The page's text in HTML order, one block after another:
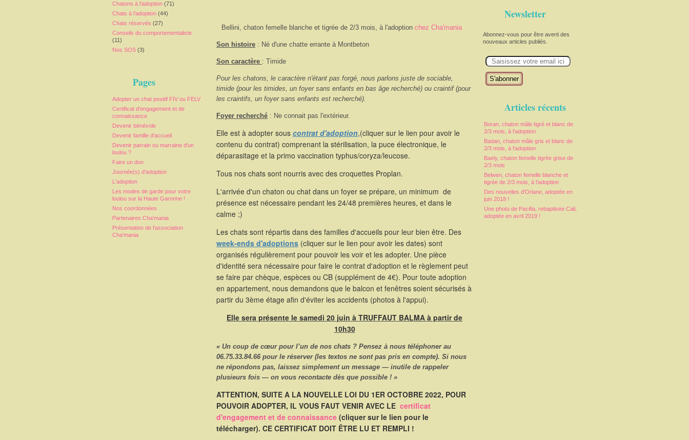
Chatons à l'adoption (71)
Chats à l'adoption (44)
Chats réservés (27)
Conseils du comportementaliste
(11)
Nos SOS (3)
Pages
Adopter un chat positif FIV ou FELV
Certificat d'engagement et de
connaissance
Devenir bénévole
Devenir famille d'accueil
Devenir parrain ou marraine d'un
loulou ?
Faire un don
Journée(s) d'adoption
L'adoption
Les modes de garde pour votre
loulou sur la Haute Garonne !
Nos coordonnées
Partenaires Cha'mania
Présentation de l'association
Cha'mania
Newsletter
Abonnez-vous pour être averti des
nouveaux articles publiés.
m
Articles récents
Boran, chaton mâle tigré et blanc de
2/3 mois, à l'adoption
Badan, chaton mâle gris et blanc de
2/3 mois, à l'adoption
Baely, chaton femelle tigrée grise de
2/3 mois
Belwen, chaton femelle blanche et
tigrée de 2/3 mois, à l'adoption
Des nouvelles d'Orlane, adoptée en
juin 2018 !
Une photo de Pacifia, rebaptisée Cali,
adoptée en avril 2019 !
Bellini, chaton femelle blanche et tigrée de 2/3 mois, à l'adoption chez Cha'mania
Son histoire : Né d'une chatte errante à Montbeton
Son caractère : Timide
Pour les chatons, le caractère n'étant pas forgé, nous parlons juste de sociable,
timide (pour les timides, un foyer sans enfants en bas âge recherché) ou craintif (pour
les craintifs, un foyer sans enfants est recherché).
Foyer recherché : Ne connait pas l'extérieur.
Elle est à adopter sous contrat d'adoption,(cliquer sur le lien pour avoir le
contenu du contrat) comprenant la stérilisation, la puce électronique, le
déparasitage et la primo vaccination typhus/coryza/leucose.
Tous nos chats sont nourris avec des croquettes Proplan.
L'arrivée d'un chaton ou chat dans un foyer se prépare, un minimum de
présence est nécessaire pendant les 24/48 premières heures, et dans le
calme ;)
Les chats sont répartis dans des familles d'accueils pour leur bien être. Des
week-ends d'adoptions (cliquer sur le lien pour avoir les dates) sont
organisés régulièrement pour pouvoir les voir et les adopter. Une pièce
d'identité sera nécessaire pour faire le contrat d'adoption et le règlement peut
se faire par chèque, espèces ou CB (supplément de 4€). Pour toute adoption
en appartement, nous demandons que le balcon et fenêtres soient sécurisés à
partir du 3ème étage afin d'éviter les accidents (photos à l'appui).
Elle sera présente le samedi 20 juin à TRUFFAUT BALMA à partir de
10h30
« Un coup de cœur pour l’un de nos chats ? Pensez à nous téléphonerau
06.75.33.84.66 pour le réserver (les textos ne sont pas pris en compte). Si nous
ne répondons pas, laissez simplement un message — inutile de rappeler
plusieurs fois — on vous recontacte dès que possible ! »
ATTENTION, SUITE A LA NOUVELLE LOI DU 1ER OCTOBRE 2022, POUR
POUVOIR ADOPTER, IL VOUS FAUT VENIR AVEC LE certificat
d'engagement et de connaissance (cliquer sur le lien pour le
télécharger). CE CERTIFICAT DOIT ÊTRE LU ET REMPLI !